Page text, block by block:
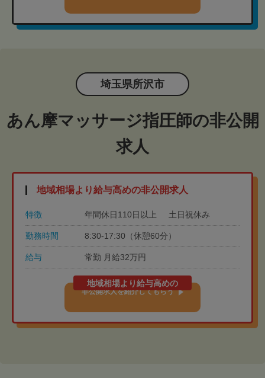
埼玉県所沢市
あん摩マッサージ指圧師の非公開
求人
地域相場より給与高めの非公開求人
特徴 年間休日110日以上 土日祝休み
勤務時間 8:30-17:30（休憩60分）
給与 常勤 月給32万円
地域相場より給与高めの
非公開求人を紹介してもらう